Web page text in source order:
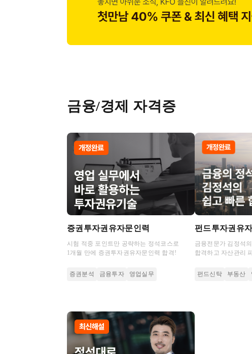
금융/경제 자격증
증권투자권유자문인력
시험 적중 포인트만 공략하는 정석코스로
1개월 만에 증권투자권유자문인력 합격!
증권분석 금융투자 영업실무
펀드투자권유
금융전문가 김정석
합격하고 자산관리
펀드신탁
부동산